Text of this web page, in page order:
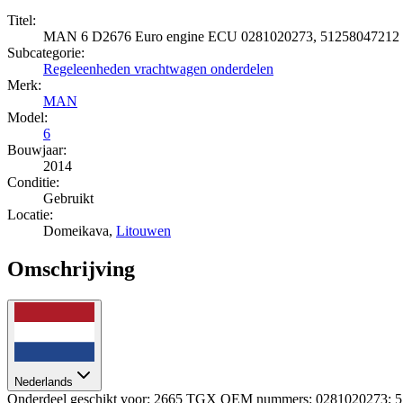
Titel:
MAN 6 D2676 Euro engine ECU 0281020273, 51258047212
Subcategorie:
Regeleenheden vrachtwagen onderdelen
Merk:
MAN
Model:
6
Bouwjaar:
2014
Conditie:
Gebruikt
Locatie:
Domeikava, Litouwen
Omschrijving
Nederlands
Onderdeel geschikt voor: 2665 TGX OEM nummers: 0281020273;